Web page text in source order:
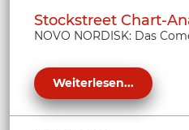
Stockstreet Chart-
NOVO NORDISK: Das
Weiterlesen...